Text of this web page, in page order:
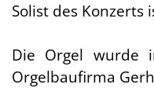
Solist des Konzerts
Die Orgel wurde
Orgelbaufirma